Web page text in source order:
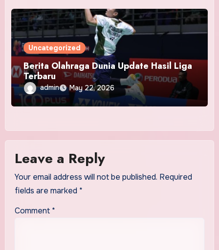
Uncategorized
Berita Olahraga Dunia Update Hasil Liga
Terbaru
admin May 22, 2026
Leave a Reply
Your email address will not be published. Required
fields are marked *
Comment *